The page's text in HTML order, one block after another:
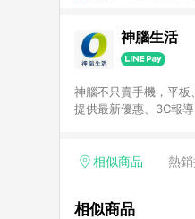
神腦生活
神腦不只賣手機，平
提供最新優惠、3C報
相似商品 熱
相似商品